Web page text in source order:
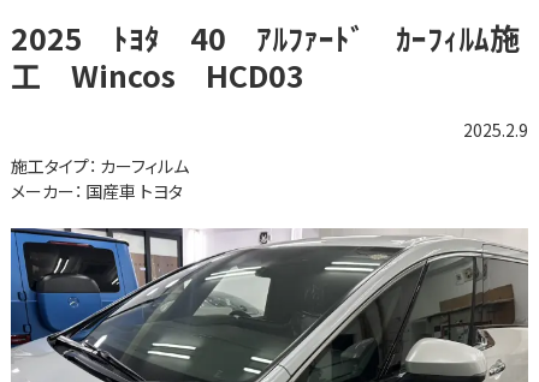
2025 ﾄﾖﾀ 40 ｱﾙﾌｧｰﾄﾞ ｶｰﾌｨﾙﾑ施
工 Wincos HCD03
2025.2.9
施工タイプ： カーフィルム
メーカー： 国産車 トヨタ